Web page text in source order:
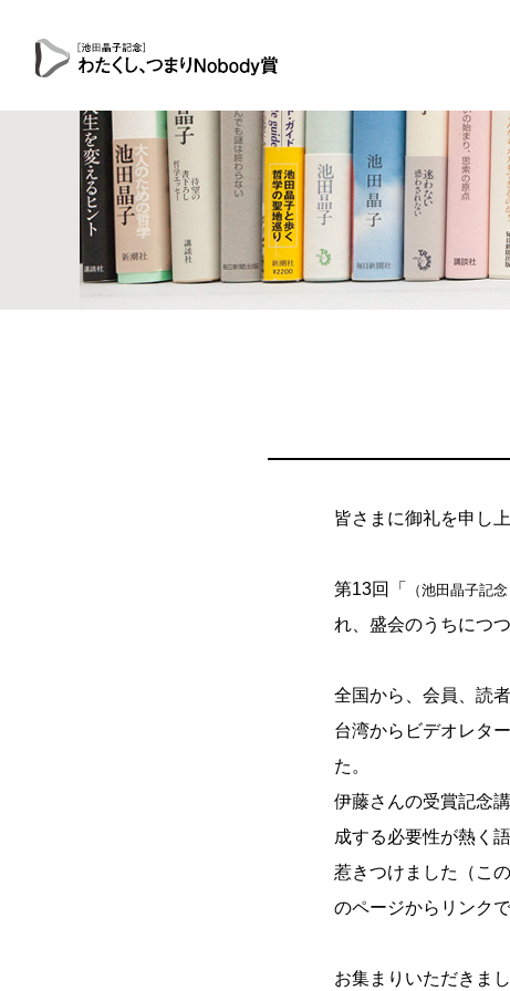
皆さまに御礼を申し上
第13回「 （池田晶子記念
れ、盛会のうちにつ
全国から、会員、読
台湾からビデオレタ
た。
伊藤さんの受賞記念
成する必要性が熱く
惹きつけました（こ
のページからリンク
お集まりいただきま